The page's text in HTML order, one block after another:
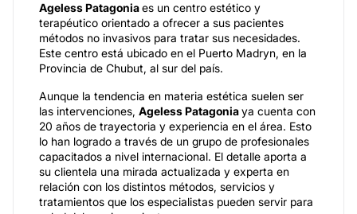
Ageless Patagoniaes un centro estético y
terapéutico orientado a ofrecer a sus pacientes
métodos no invasivos para tratar sus necesidades.
Este centro está ubicado en el Puerto Madryn, en la
Provincia de Chubut, al sur del país.
Aunque la tendencia en materia estética suelen ser
las intervenciones, Ageless Patagoniaya cuenta con
20 años de trayectoria y experiencia en el área. Esto
lo han logrado a través de un grupo de profesionales
capacitados a nivel internacional. El detalle aporta a
su clientela una mirada actualizada y experta en
relación con los distintos métodos, servicios y
tratamientos que los especialistas pueden servir para